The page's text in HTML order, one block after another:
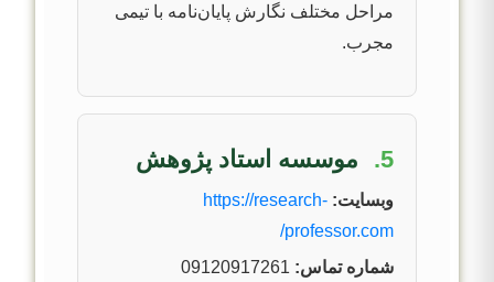
مراحل مختلف نگارش پایان‌نامه با تیمی
مجرب.
5. موسسه استاد پژوهش
وبسایت: https://research-
professor.com/
شماره تماس: